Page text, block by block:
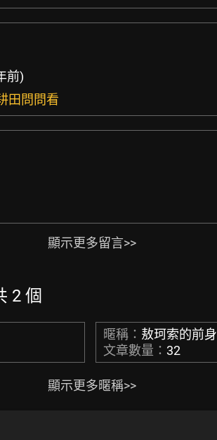
前)
田問問看
顯示更多留言>>
2 個
暱稱： 敖珂索的前身
文章數量： 32
顯示更多暱稱>>